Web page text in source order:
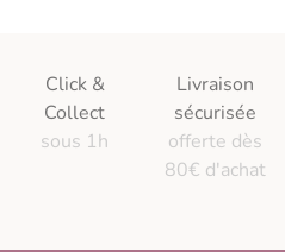
Click &
Collect
sous 1h
Livraison
sécurisée
offerte dès
80€ d'achat